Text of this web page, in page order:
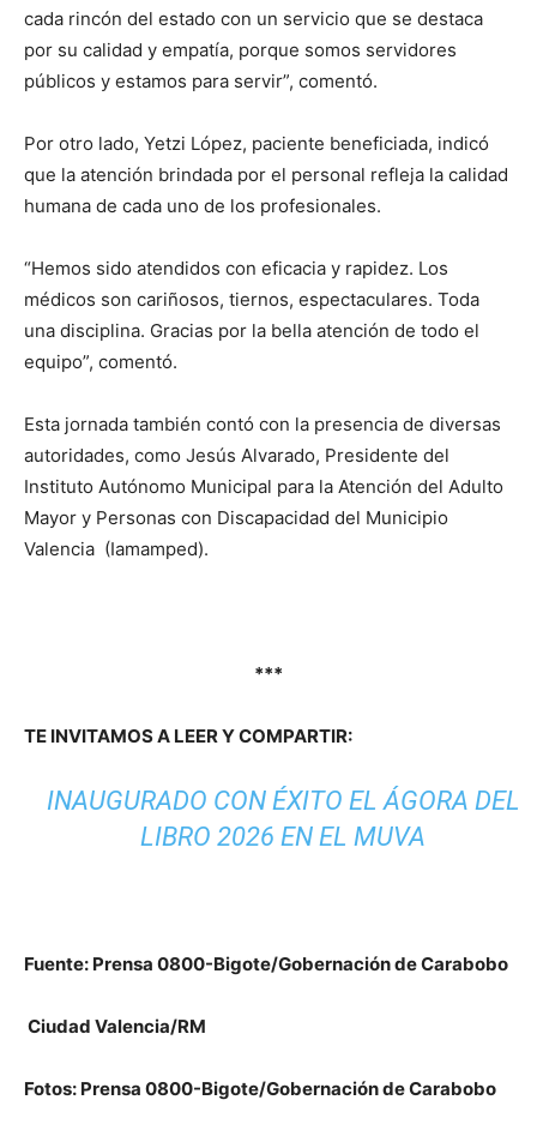
cada rincón del estado con un servicio que se destaca
por su calidad y empatía, porque somos servidores
públicos y estamos para servir”, comentó.
Por otro lado, Yetzi López, paciente beneficiada, indicó
que la atención brindada por el personal refleja la calidad
humana de cada uno de los profesionales.
“Hemos sido atendidos con eficacia y rapidez. Los
médicos son cariñosos, tiernos, espectaculares. Toda
una disciplina. Gracias por la bella atención de todo el
equipo”, comentó.
Esta jornada también contó con la presencia de diversas
autoridades, como Jesús Alvarado, Presidente del
Instituto Autónomo Municipal para la Atención del Adulto
Mayor y Personas con Discapacidad del Municipio
Valencia (Iamamped).
***
TE INVITAMOS A LEER Y COMPARTIR:
INAUGURADO CON ÉXITO EL ÁGORA DEL
LIBRO 2026 EN EL MUVA
Fuente: Prensa 0800-Bigote/Gobernación de Carabobo
Ciudad Valencia/RM
Fotos: Prensa 0800-Bigote/Gobernación de Carabobo